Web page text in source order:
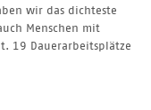
wir das dichteste
Menschen mit
19 Dauerarbeitsplätze